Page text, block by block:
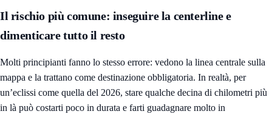
Il rischio più comune: inseguire la centerline e
dimenticare tutto il resto
Molti principianti fanno lo stesso errore: vedono la linea centrale sulla
mappa e la trattano come destinazione obbligatoria. In realtà, per
un’eclissi come quella del 2026, stare qualche decina di chilometri più
in là può costarti poco in durata e farti guadagnare molto in